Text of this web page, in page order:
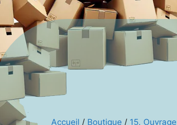
Accueil / Boutique / 15.